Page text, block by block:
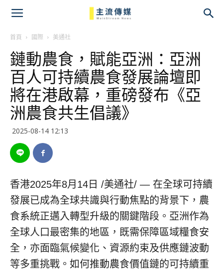
首頁 國際 美通社
鏈動農食，賦能亞洲：亞洲
百人可持續農食發展論壇即
將在港啟幕，重磅發布《亞
洲農食共生倡議》
2025-08-14 12:13
香港2025年8月14日 /美通社/ — 在全球可持續
發展已成為全球共識與行動焦點的背景下，農
食系統正邁入轉型升級的關鍵階段。亞洲作為
全球人口最密集的地區，既需保障區域糧食安
全，亦面臨氣候變化、資源約束及供應鏈波動
等多重挑戰。如何推動農食價值鏈的可持續重